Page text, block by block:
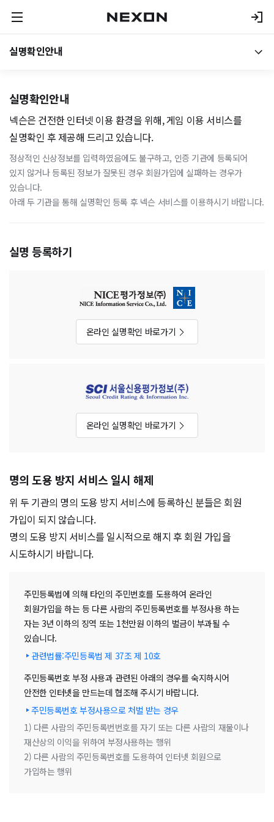
실명확인안내
실명확인안내
넥슨은 건전한 인터넷 이용 환경을 위해, 게임 이용 서비스를
실명확인 후 제공해 드리고 있습니다.
정상적인 신상정보를 입력하였음에도 불구하고, 인증 기관에 등록되어
있지 않거나 등록된 정보가 잘못된 경우 회원가입에 실패하는 경우가
있습니다.
아래 두 기관을 통해 실명확인 등록 후 넥슨 서비스를 이용하시기 바랍니다.
실명 등록하기
온라인 실명확인 바로가기
온라인 실명확인 바로가기
명의 도용 방지 서비스 일시 해제
위 두 기관의 명의 도용 방지 서비스에 등록하신 분들은 회원
가입이 되지 않습니다.
명의 도용 방지 서비스를 일시적으로 해지 후 회원 가입을
시도하시기 바랍니다.
주민등록법에 의해 타인의 주민번호를 도용하여 온라인
회원가입을 하는 등 다른 사람의 주민등록번호를 부정사용 하는
자는 3년 이하의 징역 또는 1천만원 이하의 벌금이 부과될 수
있습니다.
관련법률:주민등록법 제 37조 제 10호
주민등록번호 부정 사용과 관련된 아래의 경우를 숙지하시어
안전한 인터넷을 만드는데 협조해 주시기 바랍니다.
주민등록번호 부정사용으로 처벌 받는 경우
1) 다른 사람의 주민등록번번호를 자기 또는 다른 사람의 재물이나
재산상의 이익을 위하여 부정사용하는 행위
2) 다른 사람의 주민등록번호를 도용하여 인터넷 회원으로
가입하는 행위